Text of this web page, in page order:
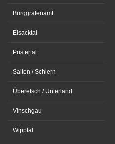
Burggrafenamt
Eisacktal
Pustertal
Salten / Schlern
Überetsch / Unterland
Vinschgau
Wipptal